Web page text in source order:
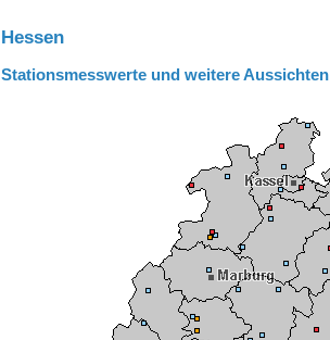
Hessen
Stationsmesswerte und weitere Aussichten